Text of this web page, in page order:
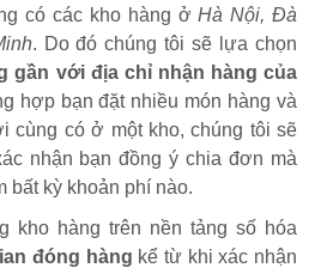
có các kho hàng ởHà Nội, Đà
. Do đó chúng tôi sẽ lựa chọn
gần với địa chỉ nhận hàng của
hợp bạn đặt nhiều món hàng và
cùng có ở một kho, chúng tôi sẽ
nhận bạn đồng ý chia đơn mà
bất kỳ khoản phí nào.
kho hàng trên nền tảng số hóa
đóng hàng kể từ khi xác nhận